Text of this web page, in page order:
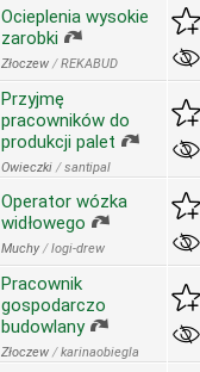
Ocieplenia wysokie
zarobki
Złoczew /REKABUD
Przyjmę
pracowników do
produkcji palet
Owieczki /santipal
Operator wózka
widłowego
Muchy /logi-drew
Pracownik
gospodarczo
budowlany
Złoczew /karinaobiegla